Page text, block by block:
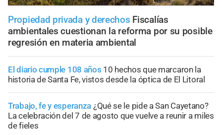
Propiedad privada y derechos Fiscalías
ambientales cuestionan la reforma por su posible
regresión en materia ambiental
El diario cumple 108 años 10 hechos que marcaron la
historia de Santa Fe, vistos desde la óptica de El Litoral
Trabajo, fe y esperanza ¿Qué se le pide a San Cayetano?
La celebración del 7 de agosto que vuelve a reunir a miles
de fieles